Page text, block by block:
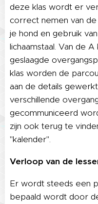
deze klas wordt er
correct nemen van de
je hond en gebruik
lichaamstaal. Van de
geslaagde
klas worden de
aan de details
verschillende
gecommuniceerd
zijn ook terug te
"kalender".
Verloop van de
Er wordt steeds een
bepaald wordt door